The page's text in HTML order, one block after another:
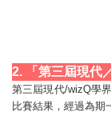
2. 「第三屆現代
第三屆現代/wizQ學
比賽結果，經過為期